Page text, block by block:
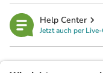
Help Center
Jetzt auch per